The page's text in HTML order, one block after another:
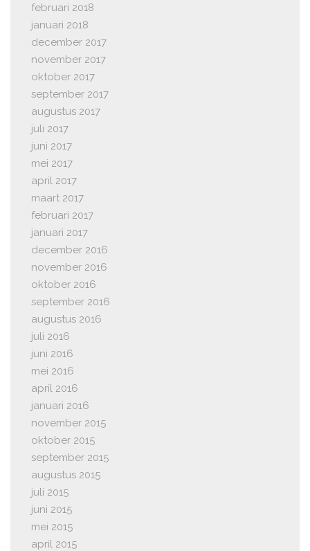
februari 2018
januari 2018
december 2017
november 2017
oktober 2017
september 2017
augustus 2017
juli 2017
juni 2017
mei 2017
april 2017
maart 2017
februari 2017
januari 2017
december 2016
november 2016
oktober 2016
september 2016
augustus 2016
juli 2016
juni 2016
mei 2016
april 2016
januari 2016
november 2015
oktober 2015
september 2015
augustus 2015
juli 2015
juni 2015
mei 2015
april 2015